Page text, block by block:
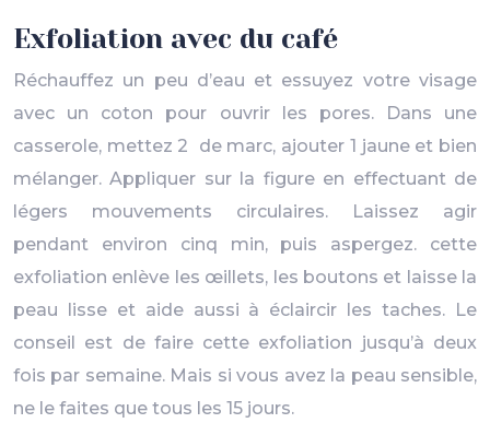
Exfoliation avec du café
Réchauffez un peu d’eau et essuyez votre visage
avec un coton pour ouvrir les pores. Dans une
casserole, mettez 2 de marc, ajouter 1 jaune et bien
mélanger. Appliquer sur la figure en effectuant de
légers mouvements circulaires. Laissez agir
pendant environ cinq min, puis aspergez. cette
exfoliation enlève les œillets, les boutons et laisse la
peau lisse et aide aussi à éclaircir les taches. Le
conseil est de faire cette exfoliation jusqu’à deux
fois par semaine. Mais si vous avez la peau sensible,
ne le faites que tous les 15 jours.